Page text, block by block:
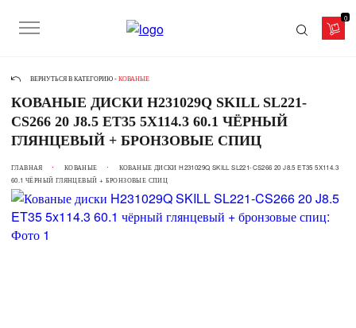
0
ВЕРНУТЬСЯ В КАТЕГОРИЮ - КОВАНЫЕ
КОВАНЫЕ ДИСКИ H231029Q SKILL SL221-
CS266 20 J8.5 ET35 5X114.3 60.1 ЧЁРНЫЙ
ГЛЯНЦЕВЫЙ + БРОНЗОВЫЕ СПИЦ
ГЛАВНАЯ КОВАНЫЕ
КОВАНЫЕ ДИСКИ H231029Q SKILL SL221-CS266 20 J8.5 ET35 5X114.3
60.1 ЧЁРНЫЙ ГЛЯНЦЕВЫЙ + БРОНЗОВЫЕ СПИЦ